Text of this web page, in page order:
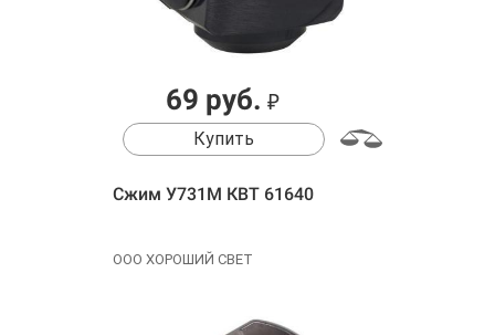
69 руб. ₽
Купить
Сжим У731М КВТ 61640
ООО ХОРОШИЙ СВЕТ